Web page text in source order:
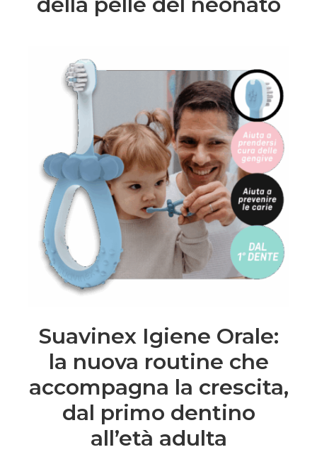
Suavinex Igiene Orale:
la nuova routine che
accompagna la crescita,
dal primo dentino
all’età adulta